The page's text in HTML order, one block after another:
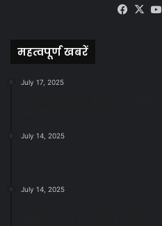
X
महत्वपूर्ण खबरें
July 17, 2025
July 14, 2025
July 14, 2025